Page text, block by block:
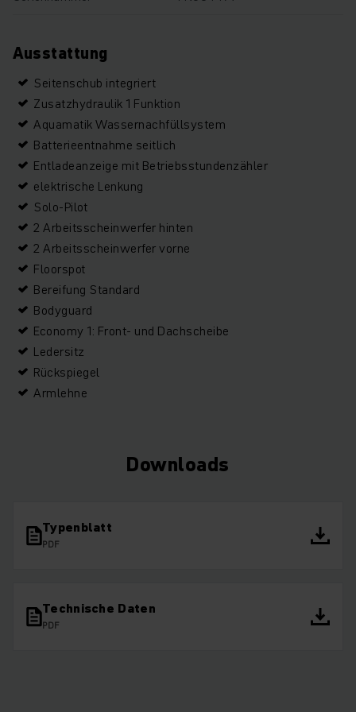
Ausstattung
Seitenschub integriert
Zusatzhydraulik 1 Funktion
Aquamatik Wassernachfüllsystem
Batterieentnahme seitlich
Entladeanzeige mit Betriebsstundenzähler
elektrische Lenkung
Solo-Pilot
2 Arbeitsscheinwerfer hinten
2 Arbeitsscheinwerfer vorne
Floorspot
Bereifung Standard
Bodyguard
Economy 1: Front- und Dachscheibe
Ledersitz
Rückspiegel
Armlehne
Downloads
Typenblatt
PDF
Technische Daten
PDF